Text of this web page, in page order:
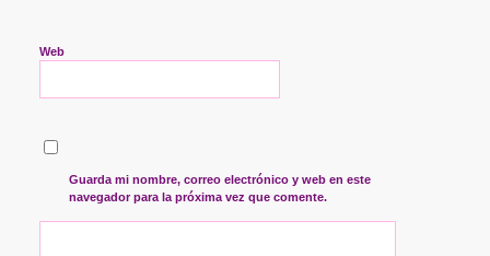
Web
Guarda mi nombre, correo electrónico y web en este
navegador para la próxima vez que comente.